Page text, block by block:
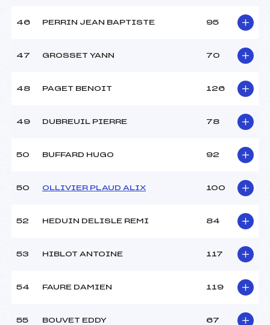
46 PERRIN JEAN BAPTISTE 95
47 GROSSET YANN 70
48 PAGET BENOIT 126
49 DUBREUIL PIERRE 78
50 BUFFARD HUGO 92
50 OLLIVIER PLAUD ALIX 100
52 HEDUIN DELISLE REMI 84
53 HIBLOT ANTOINE 117
54 FAURE DAMIEN 119
55 BOUVET EDDY 67